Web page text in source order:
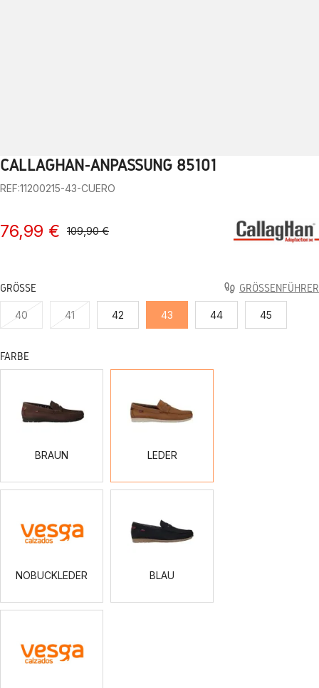
1 2 3 4 5 6 7
CALLAGHAN-ANPASSUNG 85101
REF:11200215-43-CUERO
76,99 € 109,90 €
GRÖSSE GRÖSSENFÜHRER
40 41 42 43 44 45
FARBE
BRAUN LEDER
NOBUCKLEDER BLAU